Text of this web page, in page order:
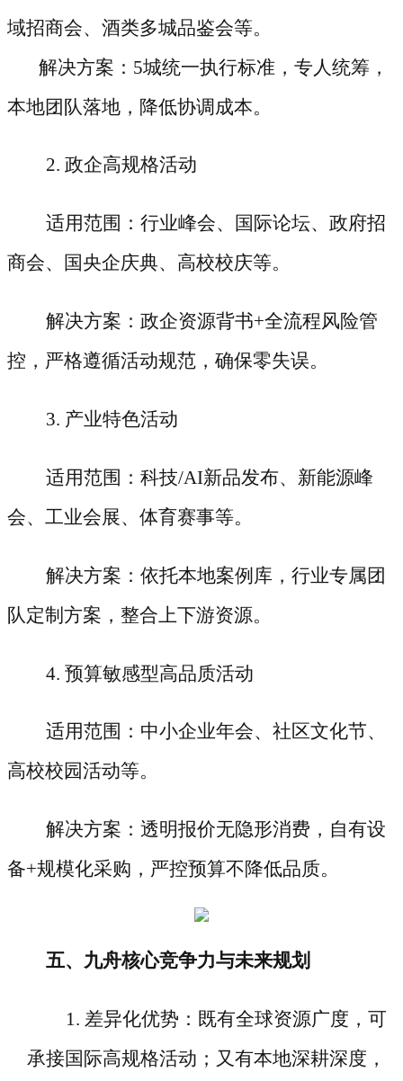
域招商会、酒类多城品鉴会等。
解决方案：5城统一执行标准，专人统筹，
本地团队落地，降低协调成本。
2. 政企高规格活动
适用范围：行业峰会、国际论坛、政府招
商会、国央企庆典、高校校庆等。
解决方案：政企资源背书+全流程风险管
控，严格遵循活动规范，确保零失误。
3. 产业特色活动
适用范围：科技/AI新品发布、新能源峰
会、工业会展、体育赛事等。
解决方案：依托本地案例库，行业专属团
队定制方案，整合上下游资源。
4. 预算敏感型高品质活动
适用范围：中小企业年会、社区文化节、
高校校园活动等。
解决方案：透明报价无隐形消费，自有设
备+规模化采购，严控预算不降低品质。
五、九舟核心竞争力与未来规划
1. 差异化优势：既有全球资源广度，可
承接国际高规格活动；又有本地深耕深度，